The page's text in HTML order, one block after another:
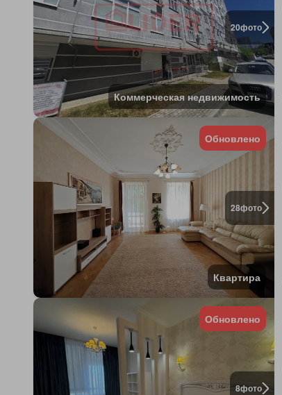
20фото
Коммерческая недвижимость
28фото
Обновлено
Квартира
8фото
Обновлено